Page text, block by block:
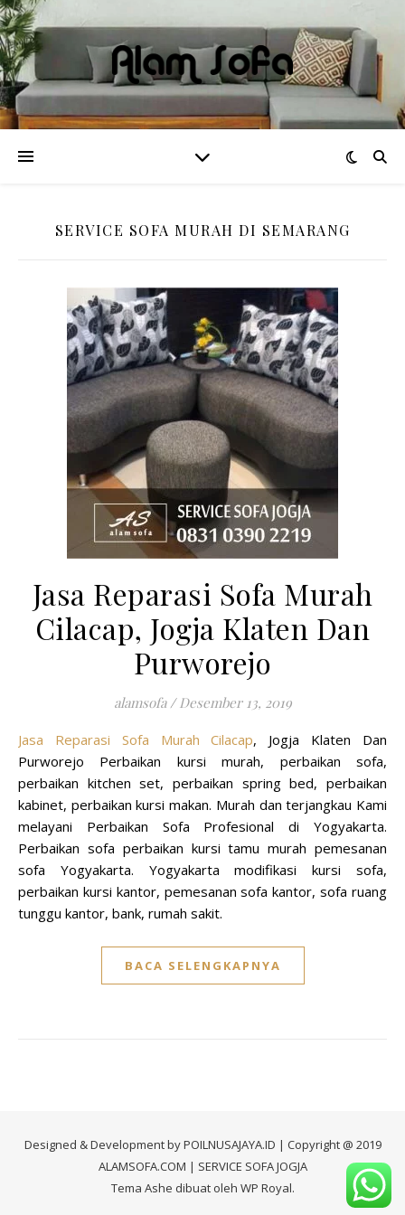
SERVICE SOFA MURAH DI SEMARANG
Jasa Reparasi Sofa Murah
Cilacap, Jogja Klaten Dan
Purworejo
alamsofa / Desember 13, 2019
Jasa Reparasi Sofa Murah Cilacap, Jogja Klaten Dan
Purworejo Perbaikan kursi murah, perbaikan sofa,
perbaikan kitchen set, perbaikan spring bed, perbaikan
kabinet, perbaikan kursi makan. Murah dan terjangkau Kami
melayani Perbaikan Sofa Profesional di Yogyakarta.
Perbaikan sofa perbaikan kursi tamu murah pemesanan
sofa Yogyakarta. Yogyakarta modifikasi kursi sofa,
perbaikan kursi kantor, pemesanan sofa kantor, sofa ruang
tunggu kantor, bank, rumah sakit.
BACA SELENGKAPNYA
Designed & Development byPOILNUSAJAYA.ID | Copyright @ 2019
ALAMSOFA.COM | SERVICE SOFA JOGJA
Tema Ashe dibuat oleh WP Royal.